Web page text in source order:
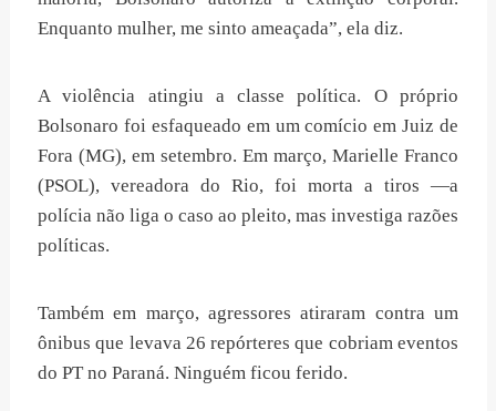
Enquanto mulher, me sinto ameaçada”, ela diz.
A violência atingiu a classe política. O próprio
Bolsonaro foi esfaqueado em um comício em Juiz de
Fora (MG), em setembro. Em março, Marielle Franco
(PSOL), vereadora do Rio, foi morta a tiros —a
polícia não liga o caso ao pleito, mas investiga razões
políticas.
Também em março, agressores atiraram contra um
ônibus que levava 26 repórteres que cobriam eventos
do PT no Paraná. Ninguém ficou ferido.